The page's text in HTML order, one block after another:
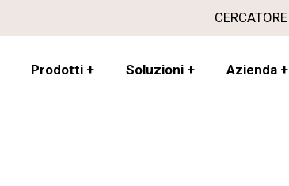
CERCATORE
Prodotti + Soluzioni + Azienda +